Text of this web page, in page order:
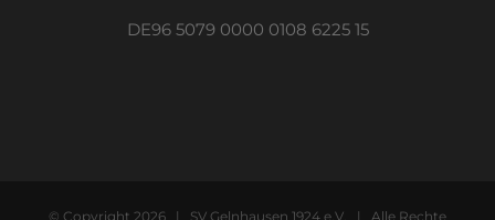
DE96 5079 0000 0108 6225 15
© Copyright 2026 | SV Gelnhausen 1924 e.V. | Alle Rechte